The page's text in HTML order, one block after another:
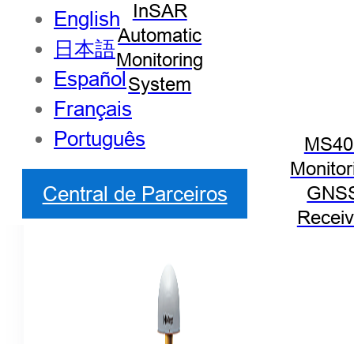
InSAR
Automatic
Monitoring
System
English
日本語
Español
Français
Português
Central de Parceiros